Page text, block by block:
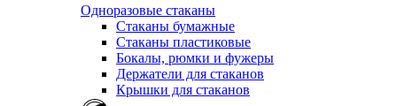
Одноразовые стаканы
Стаканы бумажные
Стаканы пластиковые
Бокалы, рюмки и фужеры
Держатели для стаканов
Крышки для стаканов